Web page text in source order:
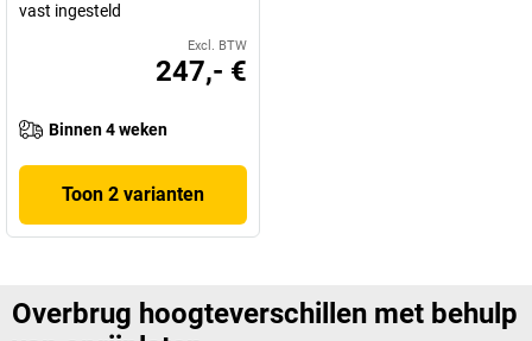
vast ingesteld
Excl. BTW
247,- €
Binnen 4 weken
Toon 2 varianten
Overbrug hoogteverschillen met behulp